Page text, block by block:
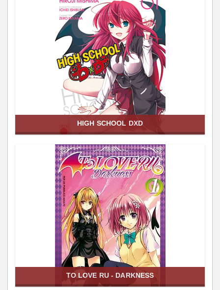
HIGH SCHOOL DXD
TO LOVE RU - DARKNESS